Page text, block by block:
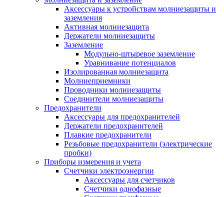
Аксессуары к устройствам молниезащиты и
заземления
Активная молниезащита
Держатели молниезащиты
Заземление
Модульно-штыревое заземление
Уравнивание потенциалов
Изолированная молниезащита
Молниеприемники
Проводники молниезащиты
Соединители молниезащиты
Предохранители
Аксессуары для предохранителей
Держатели предохранителей
Плавкие предохранители
Резьбовые предохранители (электрические
пробки)
Приборы измерения и учета
Счетчики электроэнергии
Аксессуары для счетчиков
Счетчики однофазные